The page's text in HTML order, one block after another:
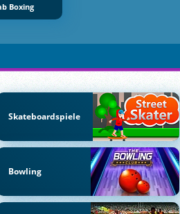
Boxing
Skateboardspiele
Bowling